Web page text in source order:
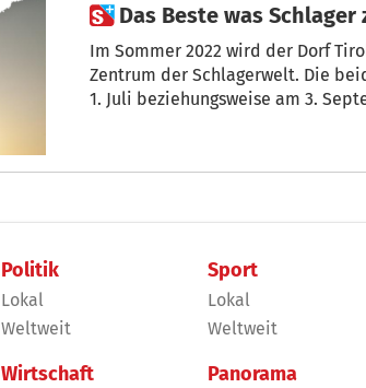
 Das Beste was
Im Sommer 2022 wird der Dorf
Zentrum der Schlagerwelt. Die
1. Juli beziehungsweise am 3.
Politik
Lokal
Weltweit
Wirtschaft
Sport
Lokal
Weltweit
Panorama